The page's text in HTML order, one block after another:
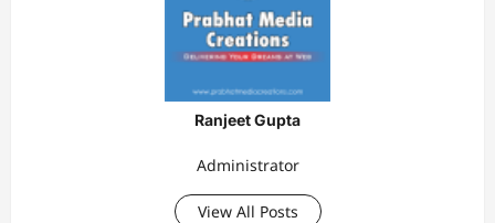
Ranjeet Gupta
Administrator
View All Posts